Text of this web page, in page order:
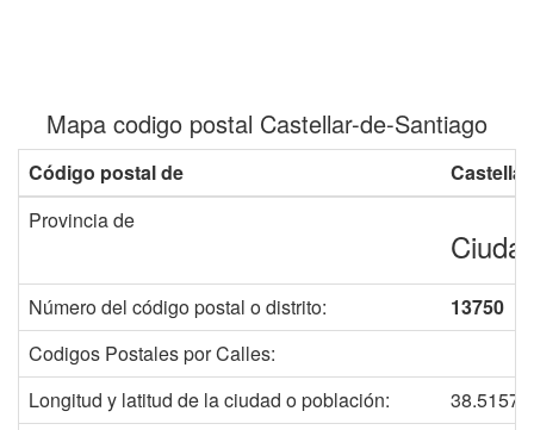
Mapa codigo postal Castellar-de-Santiago
Código postal de
Provincia de
Número del código postal o distrito:
13750
Codigos Postales por Calles:
Longitud y latitud de la ciudad o población: